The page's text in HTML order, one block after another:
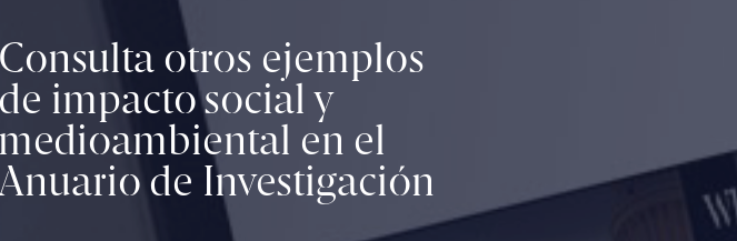
otros ejemplos
impacto social y
en el
de Investigación